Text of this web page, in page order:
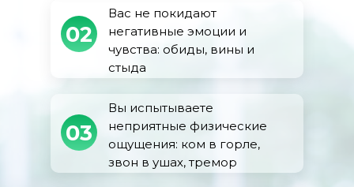
Вас не покидают
негативные эмоции и
чувства: обиды, вины и
стыда
Вы испытываете
неприятные физические
ощущения: ком в горле,
звон в ушах, тремор
02
03